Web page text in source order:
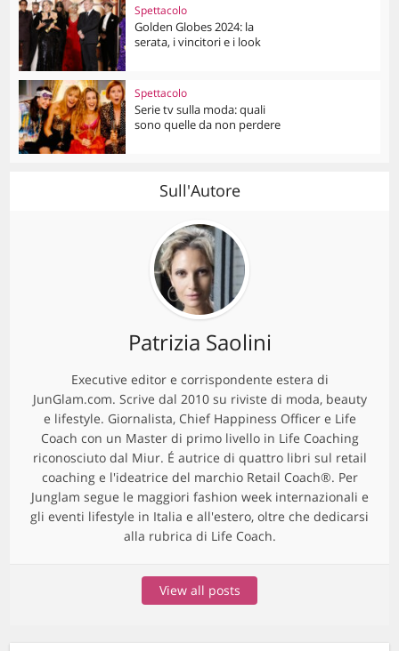
Spettacolo
Golden Globes 2024: la
serata, i vincitori e i look
Spettacolo
Serie tv sulla moda: quali
sono quelle da non perdere
Sull'Autore
Patrizia Saolini
Executive editor e corrispondente estera di
JunGlam.com. Scrive dal 2010 su riviste di moda, beauty
e lifestyle. Giornalista, Chief Happiness Officer e Life
Coach con un Master di primo livello in Life Coaching
riconosciuto dal Miur. É autrice di quattro libri sul retail
coaching e l'ideatrice del marchio Retail Coach®. Per
Junglam segue le maggiori fashion week internazionali e
gli eventi lifestyle in Italia e all'estero, oltre che dedicarsi
alla rubrica di Life Coach.
View all posts